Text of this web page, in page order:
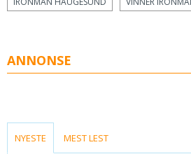
ANNONSE
NYESTE (ACTIVE TAB)
MEST LEST